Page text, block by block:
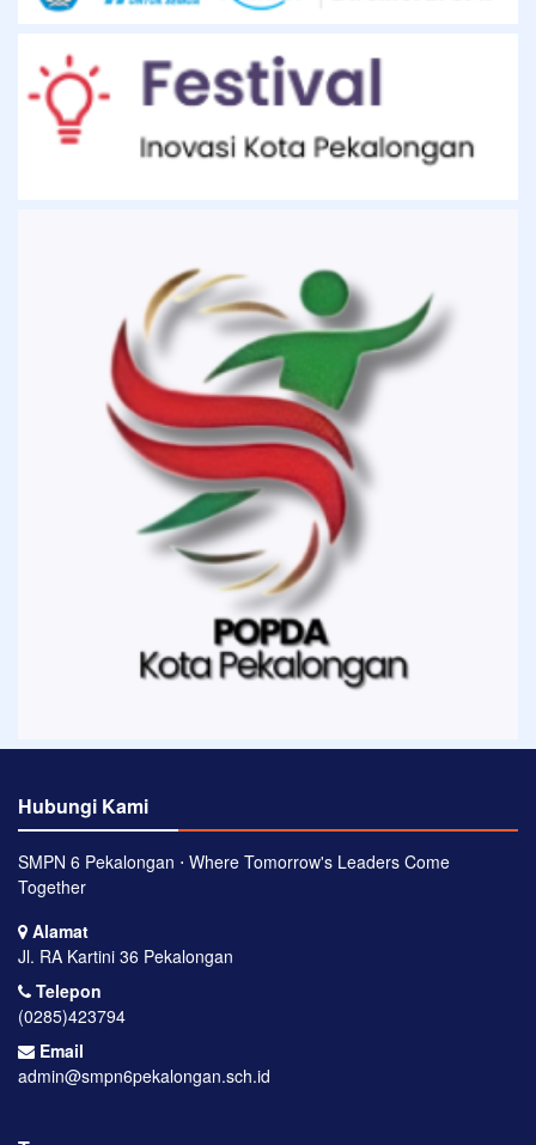
Hubungi Kami
SMPN 6 Pekalongan ⋅ Where Tomorrow's Leaders Come
Together
Alamat
Jl. RA Kartini 36 Pekalongan
Telepon
(0285)423794
Email
admin@smpn6pekalongan.sch.id